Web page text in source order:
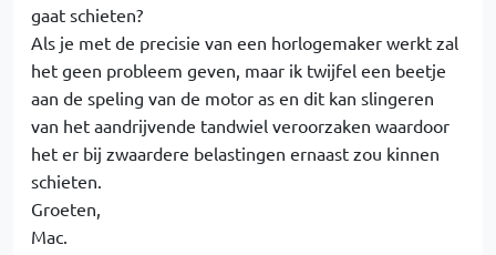
gaat schieten?
Als je met de precisie van een horlogemaker werkt zal
het geen probleem geven, maar ik twijfel een beetje
aan de speling van de motor as en dit kan slingeren
van het aandrijvende tandwiel veroorzaken waardoor
het er bij zwaardere belastingen ernaast zou kinnen
schieten.
Groeten,
Mac.